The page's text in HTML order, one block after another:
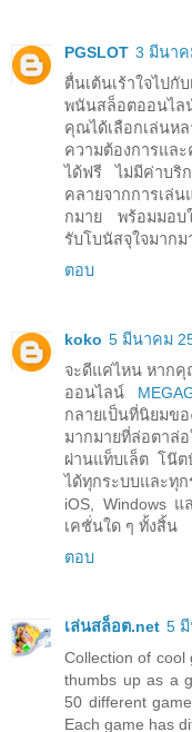
PGSLOT 3 มีนาค
ตื่นเต้นเร้าใจไป
พนันสล็อตออนไล
คุณได้เลือกเล่น
ความต้องการแล
ได้ฟรี ไม่มีค่าบริ
คลายจากการเล่
กมาย พร้อมมอบ
รับโบนัสจุใจมากม
ตอบ
koko 5 มีนาคม
จะดีแค่ไหน หากคุ
ออนไลน์
กลายเป็นที่นิยมข
มากมายที่ล่อตาล่
ผ่านแท็บเล็ต โน๊
ได้ทุกระบบและทุ
iOS, Windows
เคชั่นใด ๆ ทั้งสิ้น
ตอบ
เล่นสล็อต.net 5
Collection of cool
thumbs up as a
50 different
Each game has